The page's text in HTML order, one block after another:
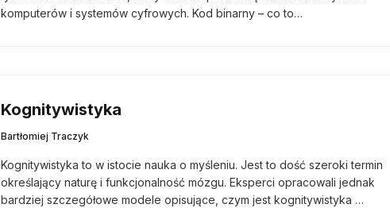
komputerów i systemów cyfrowych. Kod binarny – co to…
Kognitywistyka
Bartłomiej Traczyk
Kognitywistyka to w istocie nauka o myśleniu. Jest to dość szeroki termin
określający naturę i funkcjonalność mózgu. Eksperci opracowali jednak
bardziej szczegółowe modele opisujące, czym jest kognitywistyka …